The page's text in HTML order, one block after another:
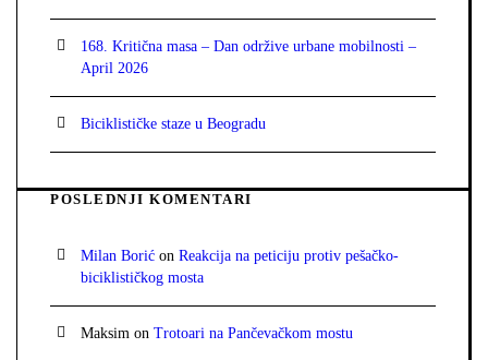
168. Kritična masa – Dan održive urbane mobilnosti –
April 2026
Biciklističke staze u Beogradu
POSLEDNJI KOMENTARI
Milan Borić on Reakcija na peticiju protiv pešačko-
biciklističkog mosta
Maksim on Trotoari na Pančevačkom mostu